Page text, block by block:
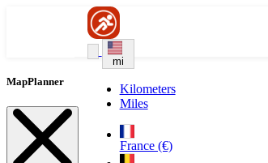
mi
Kilometers
Miles
France (€)
MapPlanner